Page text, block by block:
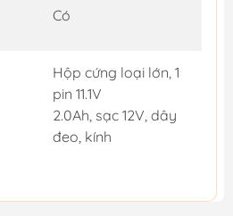
Có
Hộp cứng loại lớn, 1
pin 11.1V
2.0Ah, sạc 12V, dây
đeo, kính